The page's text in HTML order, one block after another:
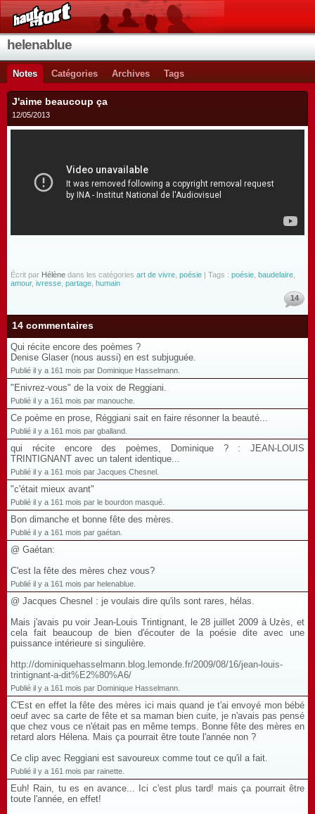
helenablue
Notes Catégories Archives Tags
J'aime beaucoup ça
12/05/2013
Écrit par Hélène dans les catégories art de vivre poésie | Tags : poésie baudelaire
amour, ivresse partage humain
14
14 commentaires
Qui récite encore des poèmes ?
Denise Glaser (nous aussi) en est subjuguée.
Publié il y a 161 mois par Dominique Hasselmann.
"Enivrez-vous" de la voix de Reggiani.
Publié il y a 161 mois par manouche.
Ce poème en prose, Réggiani sait en faire résonner la beauté...
Publié il y a 161 mois par gballand.
qui récite encore des poèmes, Dominique ? : JEAN-LOUIS
TRINTIGNANT avec un talent identique...
Publié il y a 161 mois par Jacques Chesnel.
"c'était mieux avant"
Publié il y a 161 mois par le bourdon masqué.
Bon dimanche et bonne fête des mères.
Publié il y a 161 mois par gaétan.
@ Gaétan:
C'est la fête des mères chez vous?
Publié il y a 161 mois par helenablue.
@ Jacques Chesnel : je voulais dire qu'ils sont rares, hélas.
Mais j'avais pu voir Jean-Louis Trintignant, le 28 juillet 2009 à Uzès, et
cela fait beaucoup de bien d'écouter de la poésie dite avec une
puissance intérieure si singulière.
http://dominiquehasselmann.blog.lemonde.fr/2009/08/16/jean-louis-
trintignant-a-dit%E2%80%A6/
Publié il y a 161 mois par Dominique Hasselmann.
C'Est en effet la fête des mères ici mais quand je t'ai envoyé mon bébé
oeuf avec sa carte de fête et sa maman bien cuite, je n'avais pas pensé
que chez vous ce n'était pas en même temps. Bonne fête des mères en
retard alors Hélena. Mais ça pourrait être toute l'année non ?
Ce clip avec Reggiani est savoureux comme tout ce qu'il a fait.
Publié il y a 161 mois par rainette.
Euh! Rain, tu es en avance... Ici c'est plus tard! mais ça pourrait être
toute l'année, en effet!